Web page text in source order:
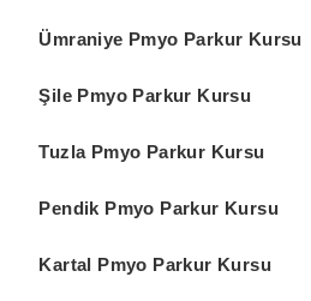
Ümraniye Pmyo Parkur Kursu
Şile Pmyo Parkur Kursu
Tuzla Pmyo Parkur Kursu
Pendik Pmyo Parkur Kursu
Kartal Pmyo Parkur Kursu